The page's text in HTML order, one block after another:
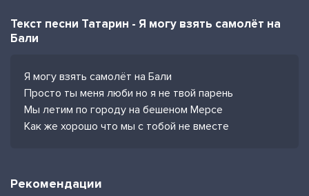
Текст песни Татарин - Я могу взять самолёт на
Бали
Я могу взять самолёт на Бали
Просто ты меня люби но я не твой парень
Мы летим по городу на бешеном Мерсе
Как же хорошо что мы с тобой не вместе
Рекомендации